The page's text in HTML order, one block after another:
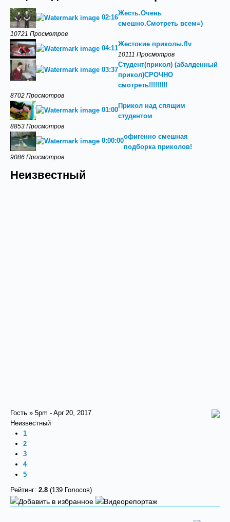
02:16
Жесть.Очень
смешно.Смотреть всем=)
10721 Просмотров
04:11
Жестокие приколы.flv
10111 Просмотров
03:37
Студент(прикол) (абалденный
прикол)СРОЧНО
смотреть!!!!!!!!!
8702 Просмотров
01:00
Прикол над спящим
студентом
8853 Просмотров
0:00:00
офигенно смешная
подборка приколов!
9086 Просмотров
Неизвестный
Гость » 5pm - Apr 20, 2017
Неизвестный
1
2
3
4
5
Рейтинг: 2.8 (139 Голосов)